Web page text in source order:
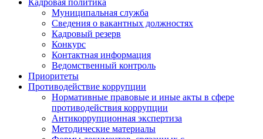
Кадровая политика
Муниципальная служба
Сведения о вакантных должностях
Кадровый резерв
Конкурс
Контактная информация
Ведомственный контроль
Приоритеты
Противодействие коррупции
Нормативные правовые и иные акты в сфере
противодействия коррупции
Антикоррупционная экспертиза
Методические материалы